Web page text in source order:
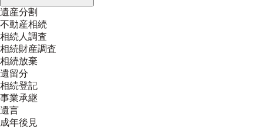
遺産分割
不動産相続
相続人調査
相続財産調査
相続放棄
遺留分
相続登記
事業承継
遺言
成年後見